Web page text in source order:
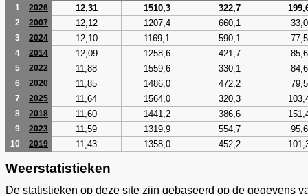
1
2026 12,31 1510,3 322,7
2 2007 12,12 1207,4 660,1 33,0
3 2024 12,10 1169,1 590,1 77,5
4 2014 12,09 1258,6 421,7 85,6
5 2022 11,88 1559,6 330,1 84,6
6 2020 11,85 1486,0 472,2 79,5
7 2025 11,64 1564,0 320,3
8 2018 11,60 1441,2 386,6
9 2023 11,59 1319,9 554,7 95,6
10 2019 11,43 1358,0 452,2
Weerstatistieken
De statistieken op deze site zijn gebaseerd op de gegevens